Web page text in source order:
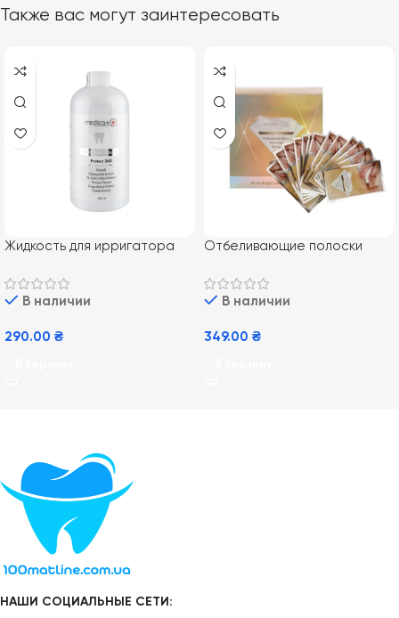
Также вас могут заинтересовать
Жидкость для ирригатора
мл)
В наличии
290.00 ₴
Отбеливающие полоски
В наличии
349.00 ₴
НАШИ СОЦИАЛЬНЫЕ СЕТИ: